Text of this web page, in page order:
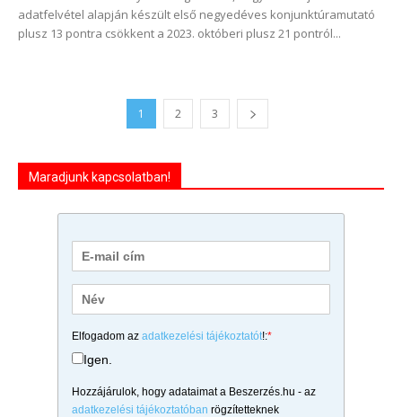
adatfelvétel alapján készült első negyedéves konjunktúramutató
plusz 13 pontra csökkent a 2023. októberi plusz 21 pontról...
1 2 3
Maradjunk kapcsolatban!
Elfogadom az adatkezelési tájékoztatót!:*
Igen.
Hozzájárulok, hogy adataimat a Beszerzés.hu - az
adatkezelési tájékoztatóban rögzítetteknek